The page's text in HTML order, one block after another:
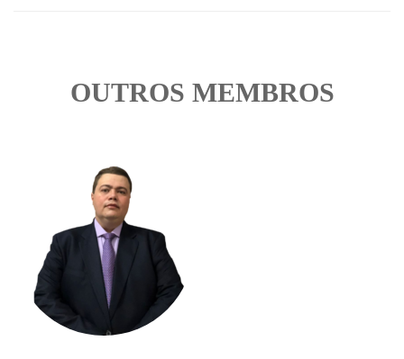
OUTROS MEMBROS